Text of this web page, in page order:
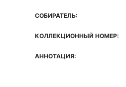
СОБИРАТЕЛЬ:
КОЛЛЕКЦИОННЫЙ НОМЕР:
АННОТАЦИЯ: